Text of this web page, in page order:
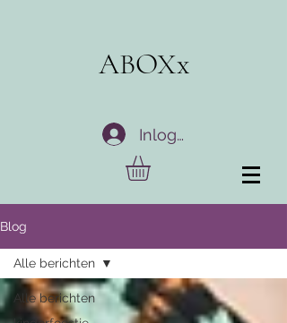
ABOXx
Inloggen
Blog
Alle berichten
Alle berichten